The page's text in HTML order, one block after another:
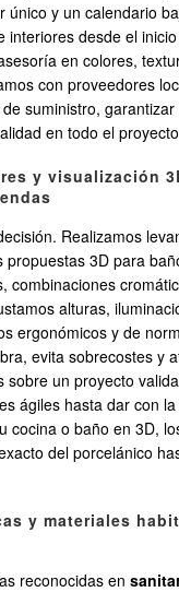
único y un calendario
interiores desde el
en colores,
con proveedores
suministro,
en todo el
y visualización
Realizamos
propuestas 3D para
combinaciones
alturas,
ergonómicos y de
evita sobrecostes y
sobre un proyecto
ágiles hasta dar con
cocina o baño en 3D,
del porcelánico
y materiales
reconocidas en